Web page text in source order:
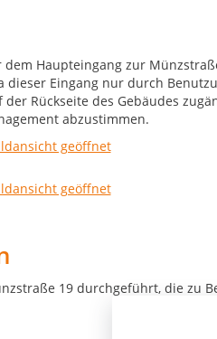
Haupteingang zur
Eingang nur durch
Rückseite des Gebäudes
abzustimmen.
19 durchgeführt, die zu